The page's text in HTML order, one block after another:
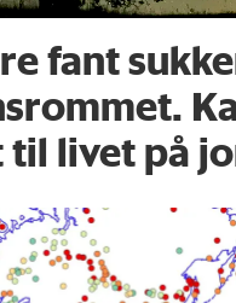
fant
livet på